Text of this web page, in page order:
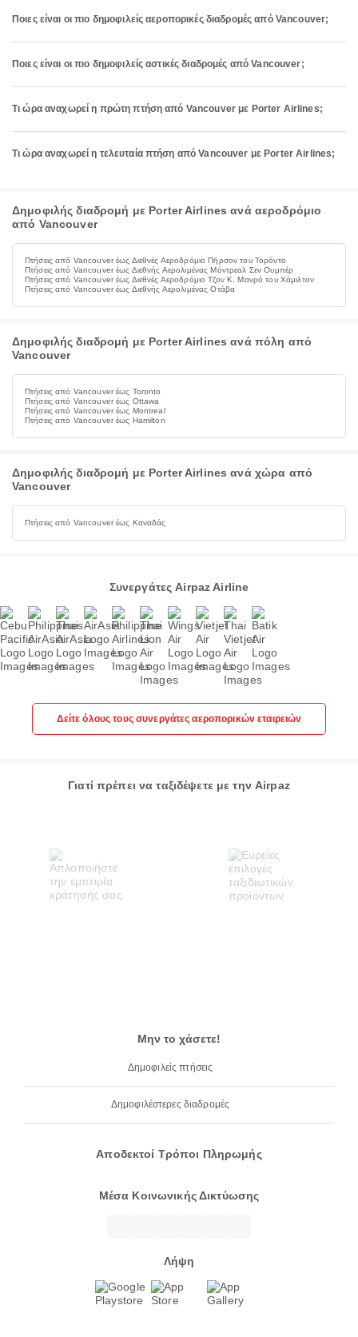
Ποιες είναι οι πιο δημοφιλείς αεροπορικές διαδρομές από Vancouver;
Ποιες είναι οι πιο δημοφιλείς αστικές διαδρομές από Vancouver;
Τι ώρα αναχωρεί η πρώτη πτήση από Vancouver με Porter Airlines;
Τι ώρα αναχωρεί η τελευταία πτήση από Vancouver με Porter Airlines;
Δημοφιλής διαδρομή με Porter Airlines ανά αεροδρόμιο
από Vancouver
Πτήσεις από Vancouver έως Διεθνές Αεροδρόμιο Πήρσον του Τορόντο
Πτήσεις από Vancouver έως Διεθνής Αερολιμένας Μόντρεαλ Σεν Ουμπέρ
Πτήσεις από Vancouver έως Διεθνές Αεροδρόμιο Τζον Κ. Μανρό του Χάμιλτον
Πτήσεις από Vancouver έως Διεθνής Αερολιμένας Οτάβα
Δημοφιλής διαδρομή με Porter Airlines ανά πόλη από
Vancouver
Πτήσεις από Vancouver έως Toronto
Πτήσεις από Vancouver έως Ottawa
Πτήσεις από Vancouver έως Montreal
Πτήσεις από Vancouver έως Hamilton
Δημοφιλής διαδρομή με Porter Airlines ανά χώρα από
Vancouver
Πτήσεις από Vancouver έως Καναδάς
Συνεργάτες Airpaz Airline
Δείτε όλους τους συνεργάτες αεροπορικών εταιρειών
Γιατί πρέπει να ταξιδέψετε με την Airpaz
Μην το χάσετε!
Δημοφιλείς πτήσεις
Δημοφιλέστερες διαδρομές
Αποδεκτοί Τρόποι Πληρωμής
Μέσα Κοινωνικής Δικτύωσης
Λήψη